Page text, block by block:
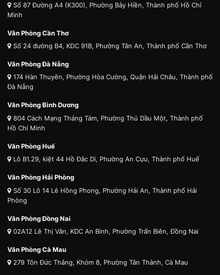
Số 87 Đường A4 (K300), Phường Bảy Hiền, Thành phố Hồ Chí
Minh
Văn Phòng Cần Thơ
Số 24 đường B4, KDC 91B, Phường Tân An, Thành phố Cần Thơ
Văn Phòng Đà Nẵng
174 Hàn Thuyên, Phường Hòa Cường, Quận Hải Châu, Thành phố
Đà Nẵng
Văn Phòng Bình Dương
804 Cách Mạng Tháng Tám, Phường Thủ Dầu Một, Thành phố
Hồ Chí Minh
Văn Phòng Huế
Lô B1.29, kiệt 44 Hồ Đắc Di, Phường An Cựu, Thành phố Huế
Văn Phòng Hải Phòng
Số 30 Lô 14 Lê Hồng Phong, Phường Hải An, Thành phố Hải
Phòng
Văn Phòng Đồng Nai
02A12 Lê Thị Vân, KDC An Bình, Phường Trấn Biên, Đồng Nai
Văn Phòng Cà Mau
279 Tôn Đức Thắng, Khóm 8, Phường Tân Thành, Cà Mau